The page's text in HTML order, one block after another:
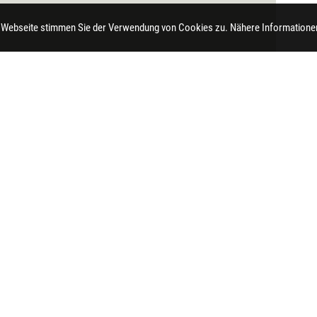
stimmen Sie der Verwendung von Cookies zu. Nähere